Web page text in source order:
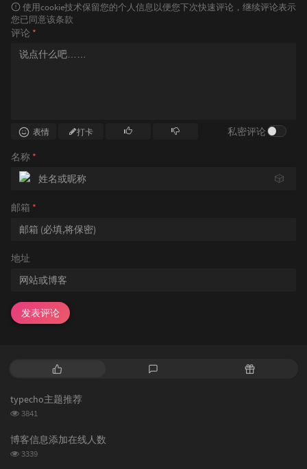
使用cookie技术保留您的个人信息以便您下次快速评论，继续评论表示
您已同意该条款
评论 *
表情 打卡 私密评论
名称 *
🎲
邮箱 *
地址
发表评论
热
文
章
随
typecho主题推荐
浏
次
数:
3841
博客信息添加在线人数
浏
3339